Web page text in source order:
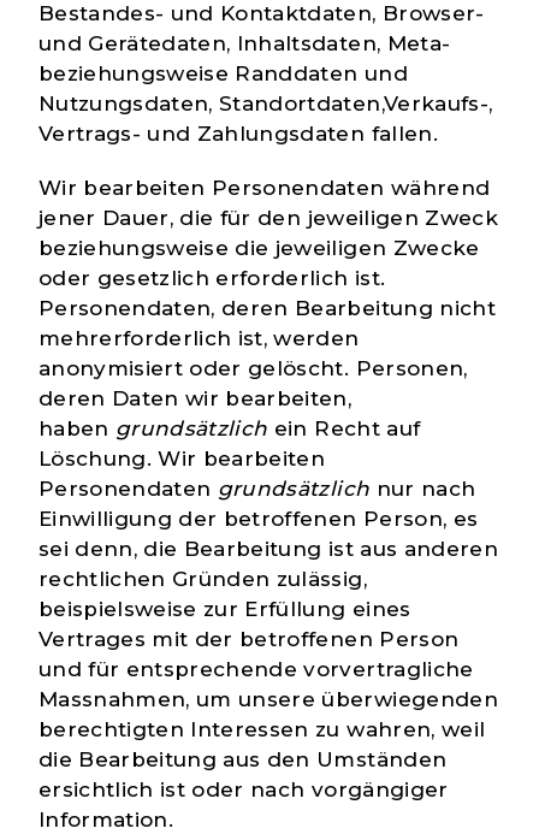
Bestandes- und Kontaktdaten, Browser-
und Gerätedaten, Inhaltsdaten, Meta-
beziehungsweise Randdaten und
Nutzungsdaten, Standortdaten,Verkaufs-,
Vertrags- und Zahlungsdaten fallen.
Wir bearbeiten Personendaten während
jener Dauer, die für den jeweiligen Zweck
beziehungsweise die jeweiligen Zwecke
oder gesetzlich erforderlich ist.
Personendaten, deren Bearbeitung nicht
mehrerforderlich ist, werden
anonymisiert oder gelöscht. Personen,
deren Daten wir bearbeiten,
haben grundsätzlich ein Recht auf
Löschung. Wir bearbeiten
Personendaten grundsätzlich nur nach
Einwilligung der betroffenen Person, es
sei denn, die Bearbeitung ist aus anderen
rechtlichen Gründen zulässig,
beispielsweise zur Erfüllung eines
Vertrages mit der betroffenen Person
und für entsprechende vorvertragliche
Massnahmen, um unsere überwiegenden
berechtigten Interessen zu wahren, weil
die Bearbeitung aus den Umständen
ersichtlich ist oder nach vorgängiger
Information.